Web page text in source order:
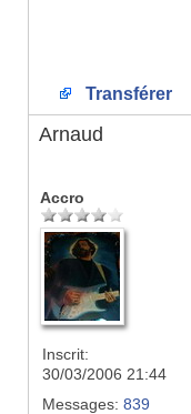
Transférer
Arnaud
Accro
Inscrit:
30/03/2006 21:44
Messages: 839